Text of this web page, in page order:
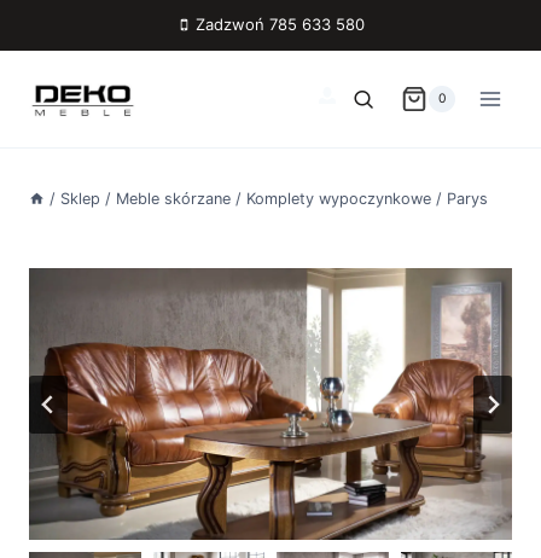
Zadzwoń 785 633 580
0
/ Sklep / Meble skórzane / Komplety wypoczynkowe / Parys